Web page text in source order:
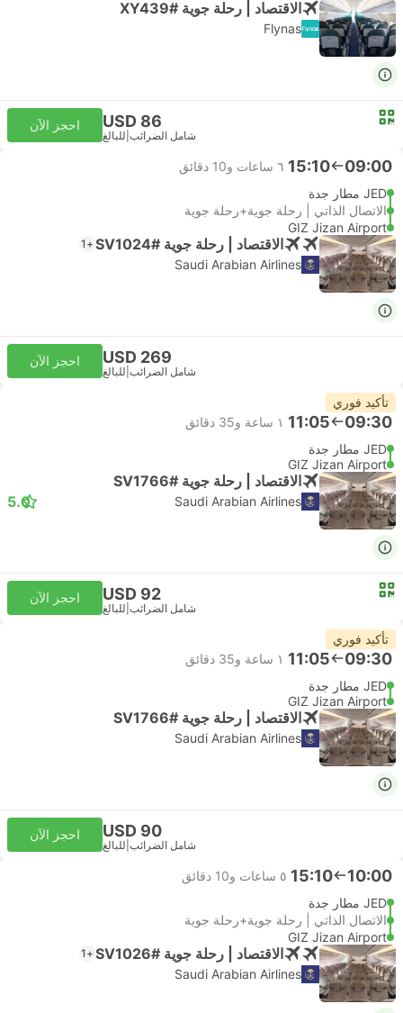
الاقتصاد | رحلة جوية #XY439
Flynas
USD 86
شامل الضرائب للبالغ
احجز الآن
09:00
15:10 ٦ ساعات و‫10 دقائق
JED مطار جدة
الاتصال الذاتي | رحلة جوية+رحلة جوية
GIZ Jizan Airport
الاقتصاد | رحلة جوية #SV1024 +1
Saudi Arabian Airlines
USD 269
شامل الضرائب للبالغ
احجز الآن
تأكيد فوري
09:30
11:05 ١ ساعة و‫35 دقائق
JED مطار جدة
GIZ Jizan Airport
الاقتصاد | رحلة جوية #SV1766
Saudi Arabian Airlines
5.0
USD 92
شامل الضرائب للبالغ
احجز الآن
تأكيد فوري
09:30
11:05 ١ ساعة و‫35 دقائق
JED مطار جدة
GIZ Jizan Airport
الاقتصاد | رحلة جوية #SV1766
Saudi Arabian Airlines
USD 90
شامل الضرائب للبالغ
احجز الآن
10:00
15:10 ٥ ساعات و‫10 دقائق
JED مطار جدة
الاتصال الذاتي | رحلة جوية+رحلة جوية
GIZ Jizan Airport
الاقتصاد | رحلة جوية #SV1026 +1
Saudi Arabian Airlines